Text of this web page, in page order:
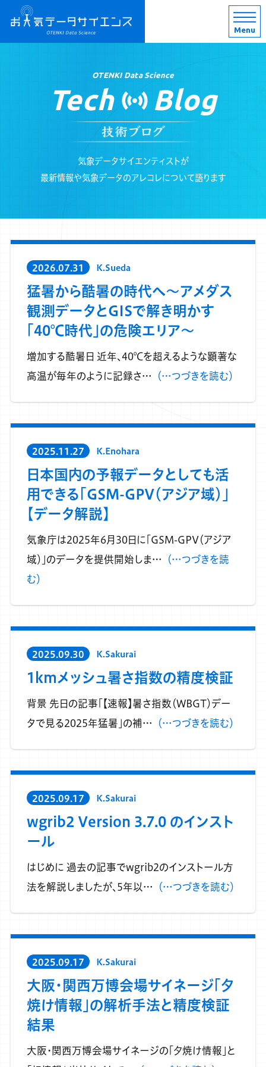
Menu
OTENKI Data Science
Tech Blog
気象データサイエンティストが
最新情報や気象データのアレコレについて語ります
2026.07.31 K.Sueda
猛暑から酷暑の時代へ～アメダス
観測データとGISで解き明かす
「40℃時代」の危険エリア～
増加する酷暑日 近年、40℃を超えるような顕著な
高温が毎年のように記録さ…
（…つづきを読む）
2025.11.27 K.Enohara
日本国内の予報データとしても活
用できる「GSM-GPV（アジア域）」
【データ解説】
気象庁は2025年6月30日に「GSM-GPV（アジア
域）」のデータを提供開始しま…
（…つづきを読
む）
2025.09.30 K.Sakurai
1kmメッシュ暑さ指数の精度検証
背景 先日の記事「【速報】暑さ指数（WBGT）デー
タで見る2025年猛暑」の補…
（…つづきを読む）
2025.09.17 K.Sakurai
wgrib2 Version 3.7.0 のインスト
ール
はじめに 過去の記事でwgrib2のインストール方
法を解説しましたが、5年以…
（…つづきを読む）
2025.09.17 K.Sakurai
大阪・関西万博会場サイネージ「夕
焼け情報」の解析手法と精度検証
結果
大阪・関西万博会場サイネージの「夕焼け情報」と